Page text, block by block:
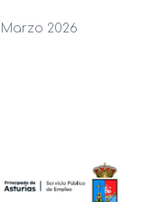
2026